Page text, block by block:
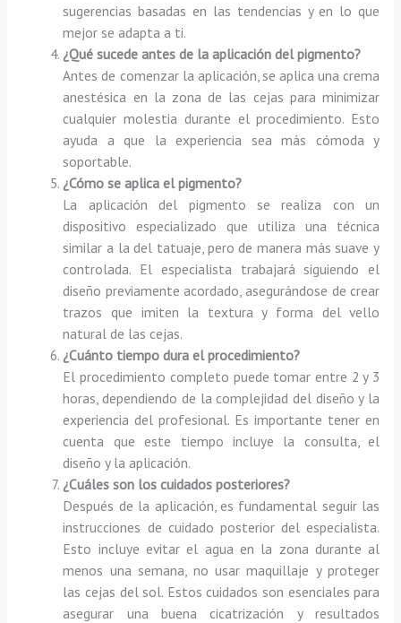
sugerencias basadas en las tendencias y en lo que
mejor se adapta a ti.
¿Qué sucede antes de la aplicación del pigmento?
Antes de comenzar la aplicación, se aplica una crema
anestésica en la zona de las cejas para minimizar
cualquier molestia durante el procedimiento. Esto
ayuda a que la experiencia sea más cómoda y
soportable.
¿Cómo se aplica el pigmento?
La aplicación del pigmento se realiza con un
dispositivo especializado que utiliza una técnica
similar a la del tatuaje, pero de manera más suave y
controlada. El especialista trabajará siguiendo el
diseño previamente acordado, asegurándose de crear
trazos que imiten la textura y forma del vello
natural de las cejas.
¿Cuánto tiempo dura el procedimiento?
El procedimiento completo puede tomar entre 2 y 3
horas, dependiendo de la complejidad del diseño y la
experiencia del profesional. Es importante tener en
cuenta que este tiempo incluye la consulta, el
diseño y la aplicación.
¿Cuáles son los cuidados posteriores?
Después de la aplicación, es fundamental seguir las
instrucciones de cuidado posterior del especialista.
Esto incluye evitar el agua en la zona durante al
menos una semana, no usar maquillaje y proteger
las cejas del sol. Estos cuidados son esenciales para
asegurar una buena cicatrización y resultados